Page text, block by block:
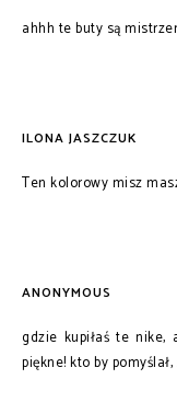
ahhh te buty są
ILONA JASZCZUK
Ten kolorowy misz
ANONYMOUS
gdzie kupiłaś te
piękne! kto by